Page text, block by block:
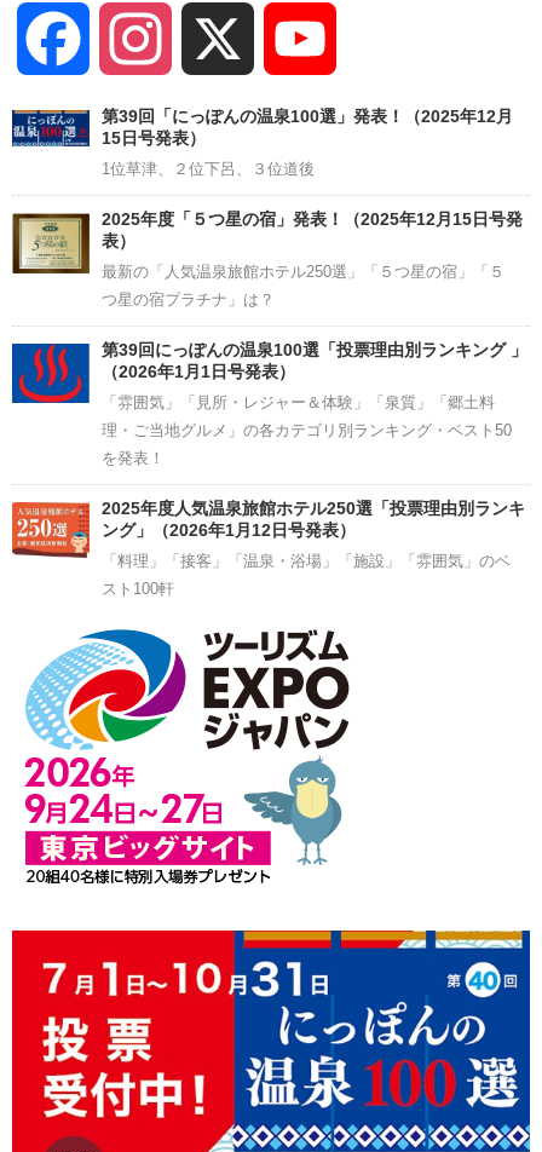
Facebook Instagram
Channel
第39回「にっぽんの温泉100選」発表！（2025年12月
15日号発表）
1位草津、２位下呂、３位道後
2025年度「５つ星の宿」発表！（2025年12月15日号発
表）
最新の「人気温泉旅館ホテル250選」「５つ星の宿」「５
つ星の宿プラチナ」は？
第39回にっぽんの温泉100選「投票理由別ランキング 」
（2026年1月1日号発表）
「雰囲気」「見所・レジャー＆体験」「泉質」「郷土料
理・ご当地グルメ」の各カテゴリ別ランキング・ベスト50
を発表！
2025年度人気温泉旅館ホテル250選「投票理由別ランキ
ング」（2026年1月12日号発表）
「料理」「接客」「温泉・浴場」「施設」「雰囲気」のベ
スト100軒